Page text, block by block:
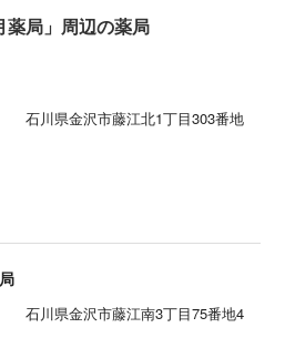
局」周辺の薬局
石川県金沢市藤江北1丁目303番地
石川県金沢市藤江南3丁目75番地4